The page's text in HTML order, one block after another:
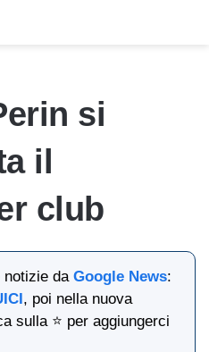
si
il
club
notizie daGoogle News:
, poi nella nuova
sulla ⭐ per aggiungerci